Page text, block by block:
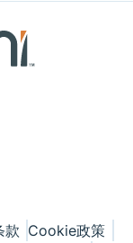
款 Cookie政策